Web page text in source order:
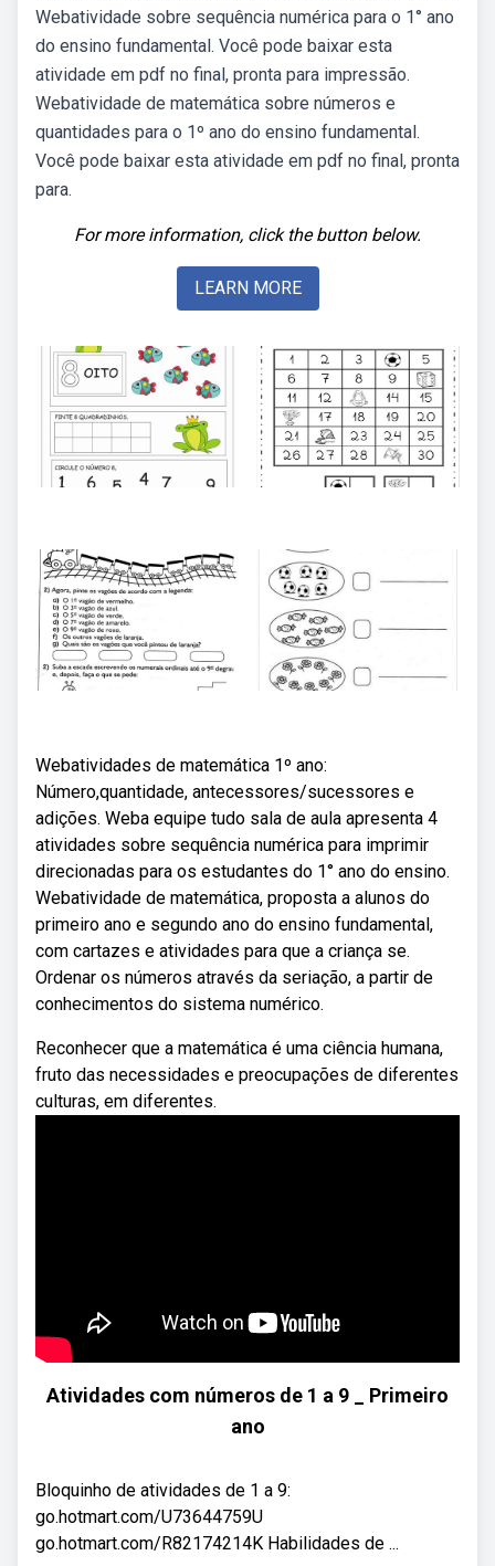
Webatividade sobre sequência numérica para o 1° ano
do ensino fundamental. Você pode baixar esta
atividade em pdf no final, pronta para impressão.
Webatividade de matemática sobre números e
quantidades para o 1º ano do ensino fundamental.
Você pode baixar esta atividade em pdf no final, pronta
para.
For more information, click the button below.
LEARN MORE
Webatividades de matemática 1º ano:
Número,quantidade, antecessores/sucessores e
adições. Weba equipe tudo sala de aula apresenta 4
atividades sobre sequência numérica para imprimir
direcionadas para os estudantes do 1° ano do ensino.
Webatividade de matemática, proposta a alunos do
primeiro ano e segundo ano do ensino fundamental,
com cartazes e atividades para que a criança se.
Ordenar os números através da seriação, a partir de
conhecimentos do sistema numérico.
Reconhecer que a matemática é uma ciência humana,
fruto das necessidades e preocupações de diferentes
culturas, em diferentes.
Atividades com números de 1 a 9 _ Primeiro
ano
Bloquinho de atividades de 1 a 9:
go.hotmart.com/U73644759U
go.hotmart.com/R82174214K Habilidades de ...